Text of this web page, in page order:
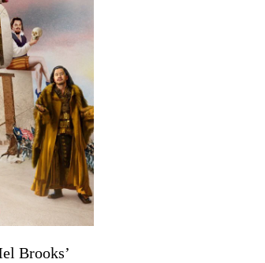
Brooks’